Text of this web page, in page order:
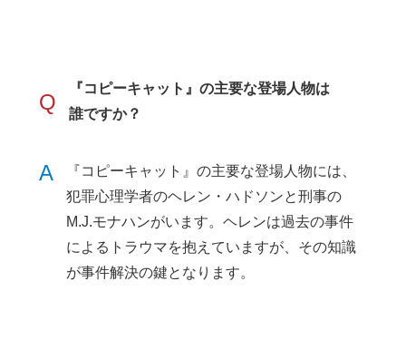
Q
『コピーキャット』の主要な登場人物は
誰ですか？
A
『コピーキャット』の主要な登場人物には、
犯罪心理学者のヘレン・ハドソンと刑事の
M.J.モナハンがいます。ヘレンは過去の事件
によるトラウマを抱えていますが、その知識
が事件解決の鍵となります。